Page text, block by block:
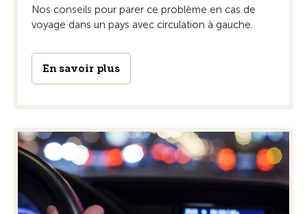
Nos conseils pour parer ce problème en cas de
voyage dans un pays avec circulation à gauche.
En savoir plus